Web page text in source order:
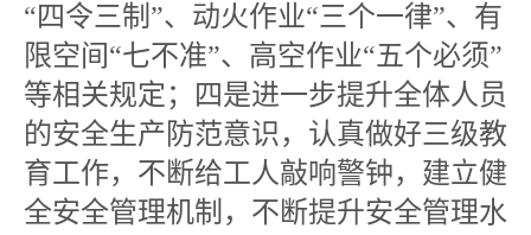
“四令三制”、动火作业“三个一律”、有
限空间“七不准”、高空作业“五个必须”
等相关规定；四是进一步提升全体人员
的安全生产防范意识，认真做好三级教
育工作，不断给工人敲响警钟，建立健
全安全管理机制，不断提升安全管理水